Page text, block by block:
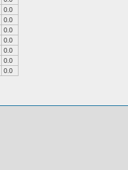
0.0
0.0
0.0
0.0
0.0
0.0
0.0